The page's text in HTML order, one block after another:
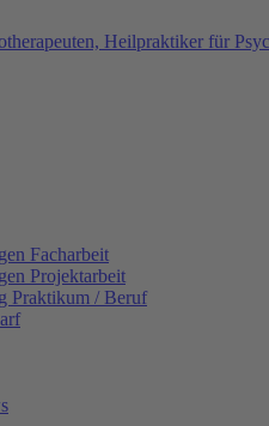
Facharbeit
Projektarbeit
Praktikum / Beruf